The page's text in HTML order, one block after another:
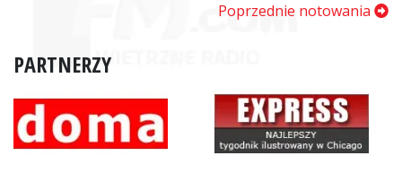
Poprzednie notowania
PARTNERZY